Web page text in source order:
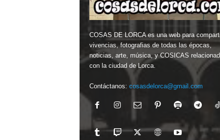
COSAS DE LORCA es una web para
vivencias, fotografias de todas las épocas,
noticias, arte, música, y COSICAS
con la ciudad de Lorca.
Contáctanos: cosasdelorca@gmail.com